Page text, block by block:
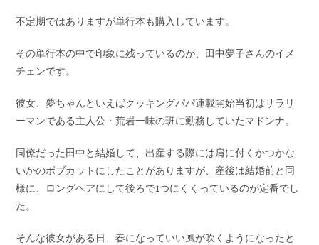
不定期ではありますが単行本も購入しています。
その単行本の中で印象に残っているのが、田中夢子さんのイメ
チェンです。
彼女、夢ちゃんといえばクッキングパパ連載開始当初はサラリ
ーマンである主人公・荒岩一味の班に勤務していたマドンナ。
同僚だった田中と結婚して、出産する際には肩に付くかつかな
いかのボブカットにしたことがありますが、産後は結婚前と同
様に、ロングヘアにして後ろで1つにくくっているのが定番でし
た。
そんな彼女がある日、春になっていい風が吹くようになったと